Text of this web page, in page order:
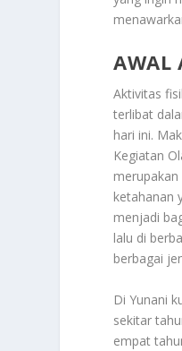
AWAL
Aktivitas
terlibat
hari ini.
Kegiatan
ketahanan
menjadi
lalu di
berbagai
Di Yunani
sekitar
empat